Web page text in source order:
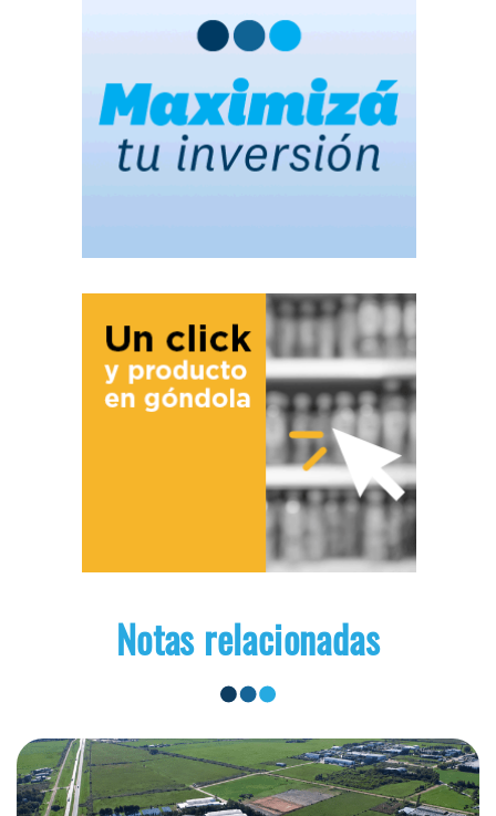
Notas relacionadas